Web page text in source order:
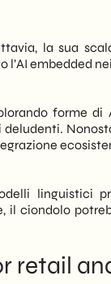
la sua
l’AI embedded
forme
linguistici
il ciondolo
retail